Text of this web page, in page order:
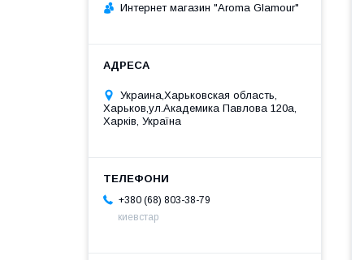
Интернет магазин "Aroma Glamour"
Украина,Харьковская область,
Харьков,ул.Академика Павлова 120а,
Харків, Україна
+380 (68) 803-38-79
киевстар